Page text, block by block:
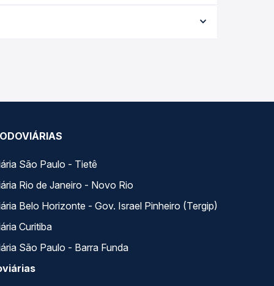
e garante a melhor oferta para o seu roteiro.
São Paulo - Tietê
Rio de Janeiro - Novo Rio
Belo Horizonte - Gov. Israel Pinheiro (Tergip)
Curitiba
São Paulo - Barra Funda